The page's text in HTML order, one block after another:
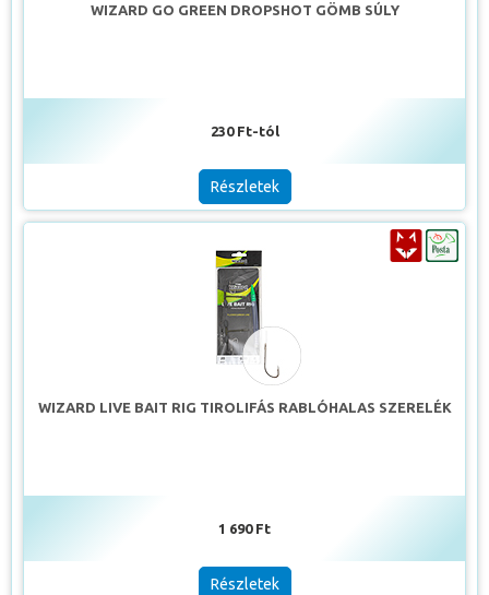
WIZARD GO GREEN DROPSHOT GÖMB SÚLY
230 Ft-tól
Részletek
WIZARD LIVE BAIT RIG TIROLIFÁS RABLÓHALAS SZERELÉK
1 690 Ft
Részletek